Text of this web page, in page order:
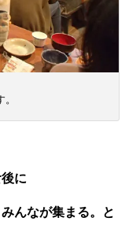
に
みんなが集まる。と